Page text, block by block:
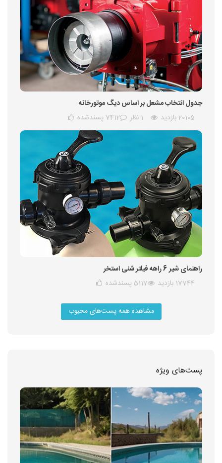
جدول انتخاب مشعل بر اساس دیگ موتورخانه
20105 بازدید
1 نظر 7412 پسندشده
راهنمای شیر 6 راهه فیلتر شنی استخر
17744 بازدید
5117 پسندشده
مشاهده همه پست‌های محبوب
پست‌های ویژه